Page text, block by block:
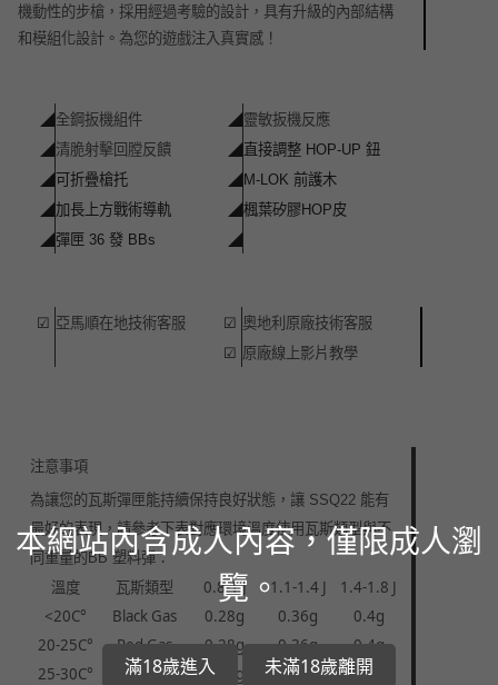
機動性的步槍，採用經過考驗的設計，具有升級的內部結構
和模組化設計。為您的遊戲注入真實感！
◢全鋼扳機組件 ◢靈敏扳機反應
◢清脆射擊回膛反饋 ◢直接調整 HOP-UP 鈕
◢可折疊槍托 ◢M-LOK 前護木
◢加長上方戰術導軌 ◢楓葉矽膠HOP皮
◢彈匣 36 發 BBs ◢
☑ 亞馬順在地技術客服 ☑ 奧地利原廠技術客服
☑ 原廠線上影片教學
注意事項
為讓您的瓦斯彈匣能持續保持良好狀態，讓 SSQ22 能有
最好的表現，請參考下表對應環境溫度使用瓦斯類型與不
同重量的BB 塑料彈：
溫度 瓦斯類型 0.8-1 J 1.1-1.4 J
1.4-1.8 J
<20C°
Black Gas 0.28g 0.36g
0.4g
20-25C°
Red Gas 0.28g 0.36g
0.4g
25-30C°
Green Gas 0.28g 0.36g
0.4g
本網站內含成人內容，僅限成人瀏
覽。
滿18歲進入 未滿18歲離開